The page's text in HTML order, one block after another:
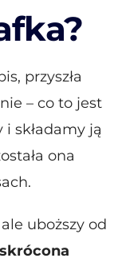
przyszła
– co to jest
składamy ją
ona
uboższy od